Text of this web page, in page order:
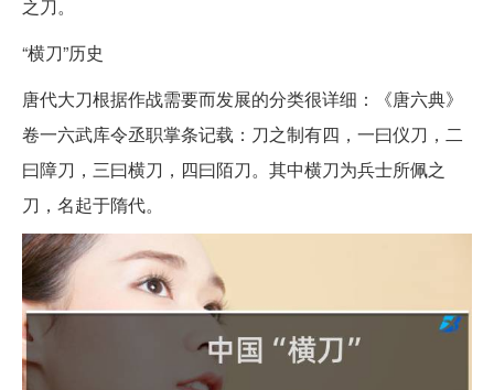
之刀。
“横刀”历史
唐代大刀根据作战需要而发展的分类很详细：《唐六典》
卷一六武库令丞职掌条记载：刀之制有四，一曰仪刀，二
曰障刀，三曰横刀，四曰陌刀。其中横刀为兵士所佩之
刀，名起于隋代。